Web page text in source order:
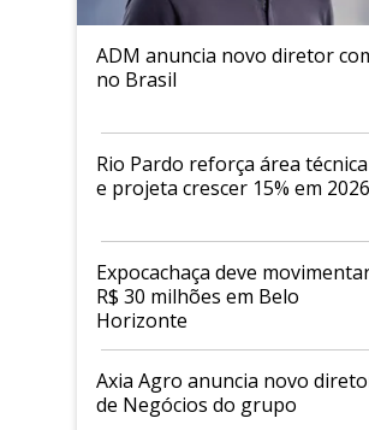
ADM anuncia novo diretor
no Brasil
Rio Pardo reforça área técnica
e projeta crescer 15% em 2026
Expocachaça deve
R$ 30 milhões em Belo
Horizonte
Axia Agro anuncia novo
de Negócios do grupo